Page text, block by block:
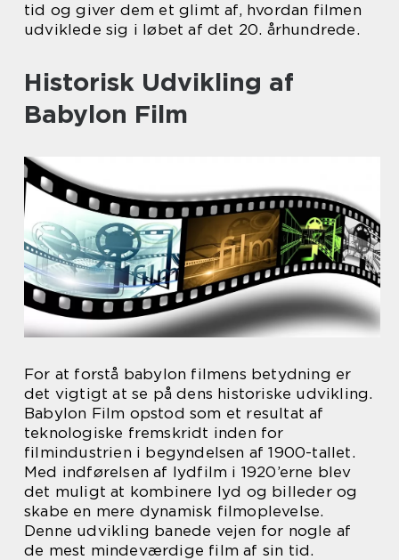
tid og giver dem et glimt af, hvordan filmen
udviklede sig i løbet af det 20. århundrede.
Historisk Udvikling af
Babylon Film
For at forstå babylon filmens betydning er
det vigtigt at se på dens historiske udvikling.
Babylon Film opstod som et resultat af
teknologiske fremskridt inden for
filmindustrien i begyndelsen af 1900-tallet.
Med indførelsen af lydfilm i 1920’erne blev
det muligt at kombinere lyd og billeder og
skabe en mere dynamisk filmoplevelse.
Denne udvikling banede vejen for nogle af
de mest mindeværdige film af sin tid.